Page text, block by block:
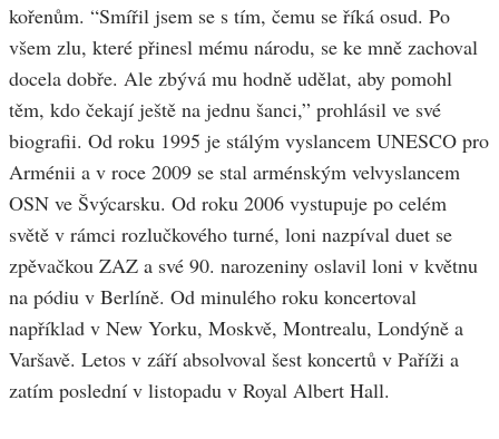
kořenům. “Smířil jsem se s tím, čemu se říká osud. Po
všem zlu, které přinesl mému národu, se ke mně zachoval
docela dobře. Ale zbývá mu hodně udělat, aby pomohl
těm, kdo čekají ještě na jednu šanci,” prohlásil ve své
biografii. Od roku 1995 je stálým vyslancem UNESCO pro
Arménii a v roce 2009 se stal arménským velvyslancem
OSN ve Švýcarsku. Od roku 2006 vystupuje po celém
světě v rámci rozlučkového turné, loni nazpíval duet se
zpěvačkou ZAZ a své 90. narozeniny oslavil loni v květnu
na pódiu v Berlíně. Od minulého roku koncertoval
například v New Yorku, Moskvě, Montrealu, Londýně a
Varšavě. Letos v září absolvoval šest koncertů v Paříži a
zatím poslední v listopadu v Royal Albert Hall.